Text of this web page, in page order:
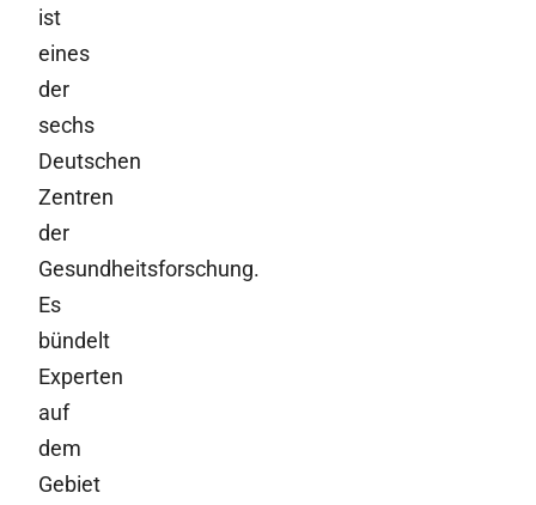
ist
eines
der
sechs
Deutschen
Zentren
der
Gesundheitsforschung.
Es
bündelt
Experten
auf
dem
Gebiet